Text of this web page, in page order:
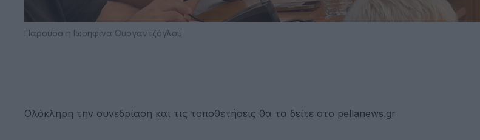
Παρούσα η Ιωσηφίνα Ουργαντζόγλου
Ολόκληρη την συνεδρίαση και τις τοποθετήσεις θα τα δείτε στο pellanews.gr